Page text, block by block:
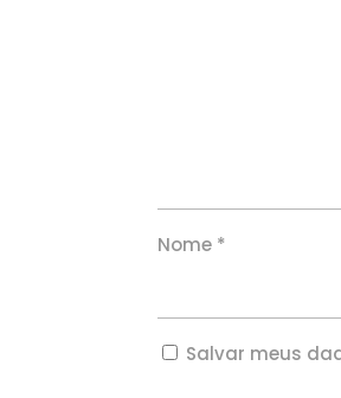
Nome *
Salvar meus